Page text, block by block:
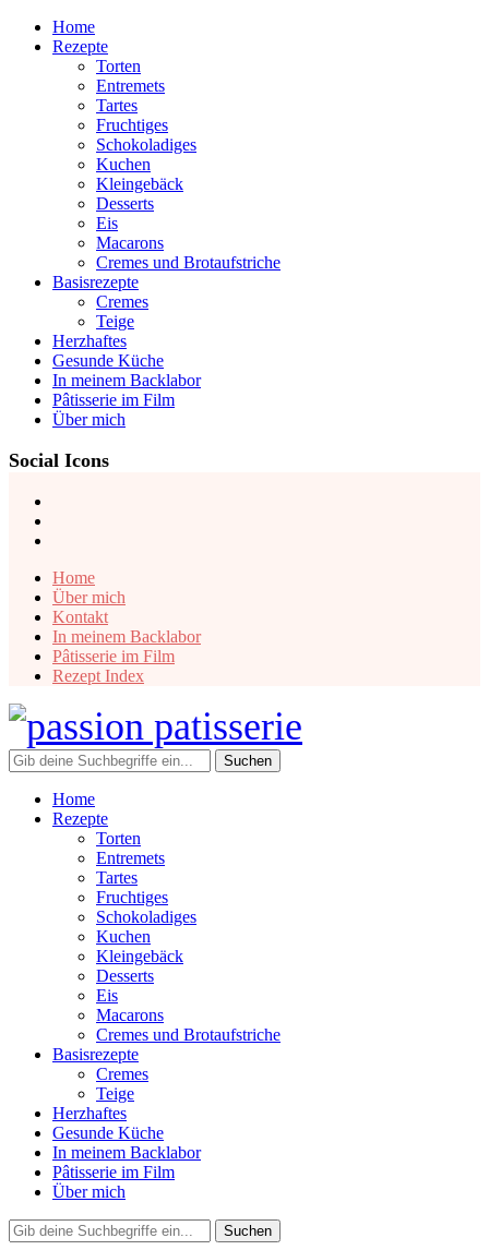
Home
Rezepte
Torten
Entremets
Tartes
Fruchtiges
Schokoladiges
Kuchen
Kleingebäck
Desserts
Eis
Macarons
Cremes und Brotaufstriche
Basisrezepte
Cremes
Teige
Herzhaftes
Gesunde Küche
In meinem Backlabor
Pâtisserie im Film
Über mich
Social Icons
Home
Über mich
Kontakt
In meinem Backlabor
Pâtisserie im Film
Rezept Index
Home
Rezepte
Torten
Entremets
Tartes
Fruchtiges
Schokoladiges
Kuchen
Kleingebäck
Desserts
Eis
Macarons
Cremes und Brotaufstriche
Basisrezepte
Cremes
Teige
Herzhaftes
Gesunde Küche
In meinem Backlabor
Pâtisserie im Film
Über mich